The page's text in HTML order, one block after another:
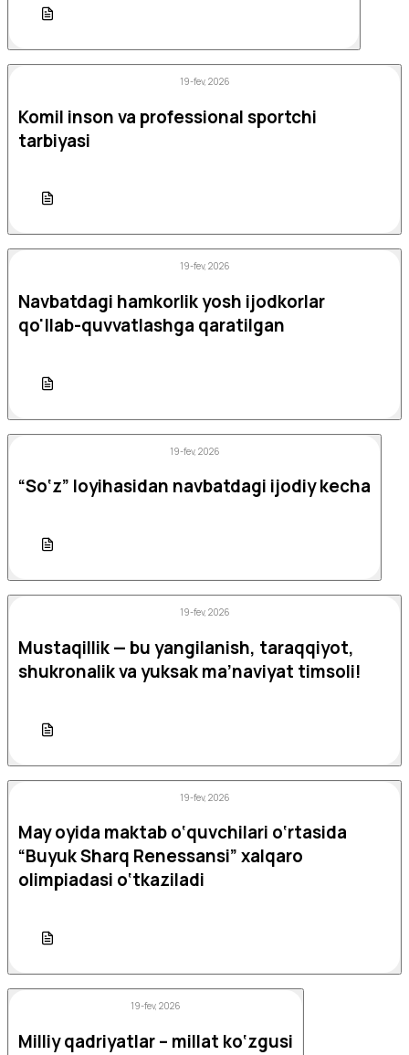
19-fev, 2026
Komil inson va professional sportchi
tarbiyasi
19-fev, 2026
Navbatdagi hamkorlik yosh ijodkorlar
qo'llab-quvvatlashga qaratilgan
19-fev, 2026
“So‘z” loyihasidan navbatdagi ijodiy kecha
19-fev, 2026
Mustaqillik — bu yangilanish, taraqqiyot,
shukronalik va yuksak ma’naviyat timsoli!
19-fev, 2026
May oyida maktab o‘quvchilari o‘rtasida
“Buyuk Sharq Renessansi” xalqaro
olimpiadasi o‘tkaziladi
19-fev, 2026
Milliy qadriyatlar – millat ko‘zgusi